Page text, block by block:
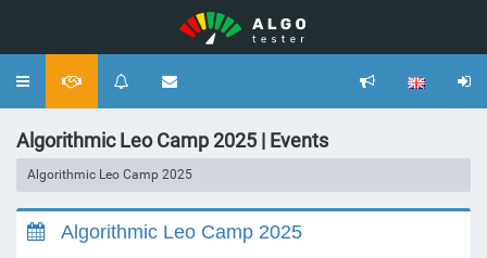
Toggle
Algorithmic Leo Camp 2025 | Events
Algorithmic Leo Camp 2025
Algorithmic Leo Camp 2025